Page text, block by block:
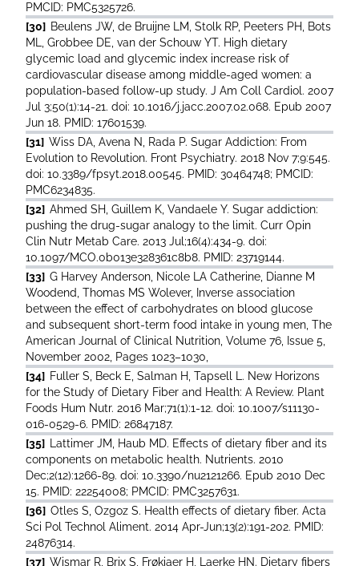
PMCID: PMC5325726.
[30] Beulens JW, de Bruijne LM, Stolk RP, Peeters PH, Bots
ML, Grobbee DE, van der Schouw YT. High dietary
glycemic load and glycemic index increase risk of
cardiovascular disease among middle-aged women: a
population-based follow-up study. J Am Coll Cardiol. 2007
Jul 3;50(1):14-21. doi: 10.1016/j.jacc.2007.02.068. Epub 2007
Jun 18. PMID: 17601539.
[31] Wiss DA, Avena N, Rada P. Sugar Addiction: From
Evolution to Revolution. Front Psychiatry. 2018 Nov 7;9:545.
doi: 10.3389/fpsyt.2018.00545. PMID: 30464748; PMCID:
PMC6234835.
[32] Ahmed SH, Guillem K, Vandaele Y. Sugar addiction:
pushing the drug-sugar analogy to the limit. Curr Opin
Clin Nutr Metab Care. 2013 Jul;16(4):434-9. doi:
10.1097/MCO.0b013e328361c8b8. PMID: 23719144.
[33] G Harvey Anderson, Nicole LA Catherine, Dianne M
Woodend, Thomas MS Wolever, Inverse association
between the effect of carbohydrates on blood glucose
and subsequent short-term food intake in young men, The
American Journal of Clinical Nutrition, Volume 76, Issue 5,
November 2002, Pages 1023–1030,
[34] Fuller S, Beck E, Salman H, Tapsell L. New Horizons
for the Study of Dietary Fiber and Health: A Review. Plant
Foods Hum Nutr. 2016 Mar;71(1):1-12. doi: 10.1007/s11130-
016-0529-6. PMID: 26847187.
[35]
Lattimer JM, Haub MD. Effects of dietary fiber and its
components on metabolic health. Nutrients. 2010
Dec;2(12):1266-89. doi: 10.3390/nu2121266. Epub 2010 Dec
15. PMID: 22254008; PMCID: PMC3257631.
[36] Otles S, Ozgoz S. Health effects of dietary fiber. Acta
Sci Pol Technol Aliment. 2014 Apr-Jun;13(2):191-202. PMID:
24876314.
[37] Wismar R, Brix S, Frøkiaer H, Laerke HN. Dietary fibers